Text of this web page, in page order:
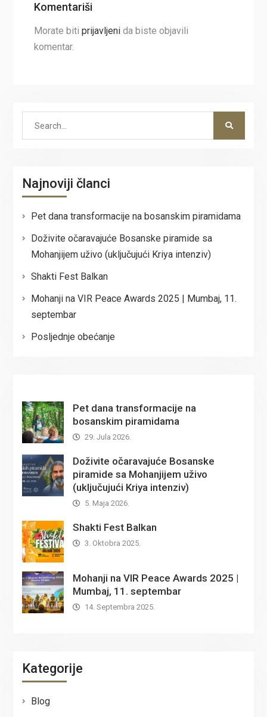
Komentariši
Morate biti prijavljenida biste objavili
komentar.
Najnoviji članci
Pet dana transformacije na bosanskim piramidama
Doživite očaravajuće Bosanske piramide sa
Mohanjijem uživo (uključujući Kriya intenziv)
Shakti Fest Balkan
Mohanji na VIR Peace Awards 2025 | Mumbaj, 11.
septembar
Posljednje obećanje
Pet dana transformacije na
bosanskim piramidama
29. Jula 2026.
Doživite očaravajuće Bosanske
piramide sa Mohanjijem uživo
(uključujući Kriya intenziv)
5. Maja 2026.
Shakti Fest Balkan
3. Oktobra 2025.
Mohanji na VIR Peace Awards 2025 |
Mumbaj, 11. septembar
14. Septembra 2025.
Kategorije
Blog